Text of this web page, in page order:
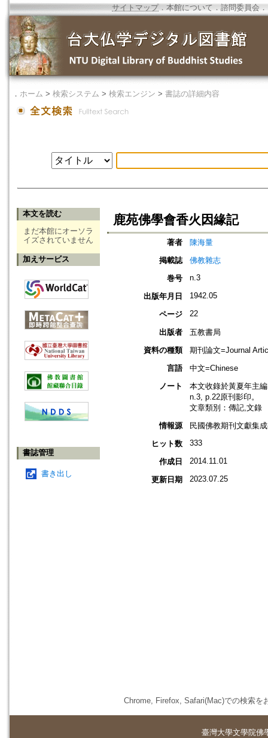
サイトマップ．本館について ． 諮問委員会 ．
． ホーム > 検索システム > 検索エンジン > 書誌の詳細内容
本文を読む
まだ本館にオーソラ
イズされていません
加えサービス
書誌管理
書き出し
鹿苑佛學會香火因緣記
著者
陳海量
掲載誌
佛教雜志
巻号
n.3
出版年月日 1942.05
ページ 22
出版者
五教書局
資料の種類
期刊論文=Journal
言語
中文=Chinese
ノート
本文收錄於黃夏年主
n.3, p.22原刊影印。
文章類別：傳記,文錄
情報源
民國佛教期刊文獻集
ヒット数
333
作成日 2014.11.01
更新日期 2023.07.25
Chrome, Firefox, Safari(Mac)での検索を
臺灣大學文學院佛